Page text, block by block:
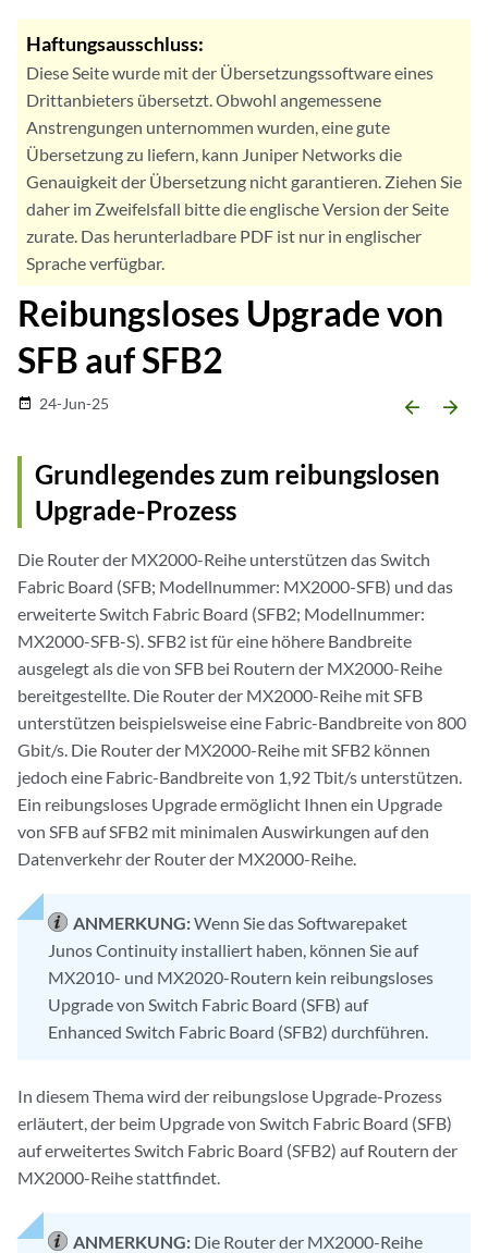
Haftungsausschluss:
Diese Seite wurde mit der Übersetzungssoftware eines
Drittanbieters übersetzt. Obwohl angemessene
Anstrengungen unternommen wurden, eine gute
Übersetzung zu liefern, kann Juniper Networks die
Genauigkeit der Übersetzung nicht garantieren. Ziehen Sie
daher im Zweifelsfall bitte die englische Version der Seite
zurate. Das herunterladbare PDF ist nur in englischer
Sprache verfügbar.
Reibungsloses Upgrade von
SFB auf SFB2
date_range 24-Jun-25 arrow_backward arrow_forward
Grundlegendes zum reibungslosen
Upgrade-Prozess
Die Router der MX2000-Reihe unterstützen das Switch
Fabric Board (SFB; Modellnummer: MX2000-SFB) und das
erweiterte Switch Fabric Board (SFB2; Modellnummer:
MX2000-SFB-S). SFB2 ist für eine höhere Bandbreite
ausgelegt als die von SFB bei Routern der MX2000-Reihe
bereitgestellte. Die Router der MX2000-Reihe mit SFB
unterstützen beispielsweise eine Fabric-Bandbreite von 800
Gbit/s. Die Router der MX2000-Reihe mit SFB2 können
jedoch eine Fabric-Bandbreite von 1,92 Tbit/s unterstützen.
Ein reibungsloses Upgrade ermöglicht Ihnen ein Upgrade
von SFB auf SFB2 mit minimalen Auswirkungen auf den
Datenverkehr der Router der MX2000-Reihe.
ANMERKUNG:Wenn Sie das Softwarepaket
Junos Continuity installiert haben, können Sie auf
MX2010- und MX2020-Routern kein reibungsloses
Upgrade von Switch Fabric Board (SFB) auf
Enhanced Switch Fabric Board (SFB2) durchführen.
In diesem Thema wird der reibungslose Upgrade-Prozess
erläutert, der beim Upgrade von Switch Fabric Board (SFB)
auf erweitertes Switch Fabric Board (SFB2) auf Routern der
MX2000-Reihe stattfindet.
ANMERKUNG: Die Router der MX2000-Reihe